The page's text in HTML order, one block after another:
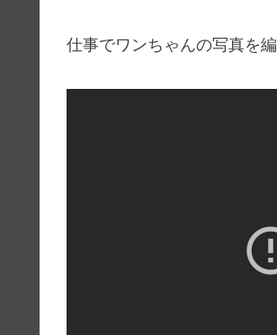
仕事でワンちゃんの写真を